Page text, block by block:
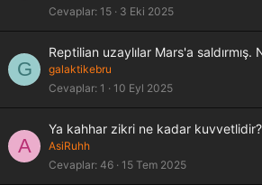
Cevaplar 15 3 Eki 2025
G
Reptilian uzaylılar Mars'a
galaktikebru
Cevaplar 1 10 Eyl 2025
A
Ya kahhar zikri ne kadar kuvvetlidir?
AsiRuhh
Cevaplar 46 15 Tem 2025